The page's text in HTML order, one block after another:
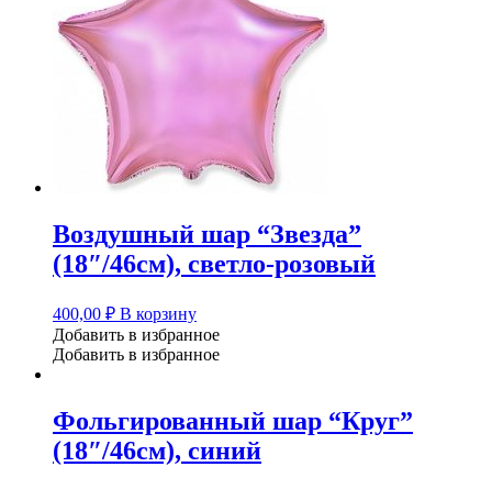
Воздушный шар “Звезда”
(18″/46см), светло-розовый
400,00 ₽ В корзину
Добавить в избранное
Добавить в избранное
Фольгированный шар “Круг”
(18″/46см), синий